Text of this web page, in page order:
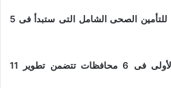
فضلا عن المرحلة الثانية للتأمين الصحى الشامل التى ستبدأ فى 5
بعد أن بدأت المرحلة الأولى فى 6 محافظات تتضمن تطوير 11